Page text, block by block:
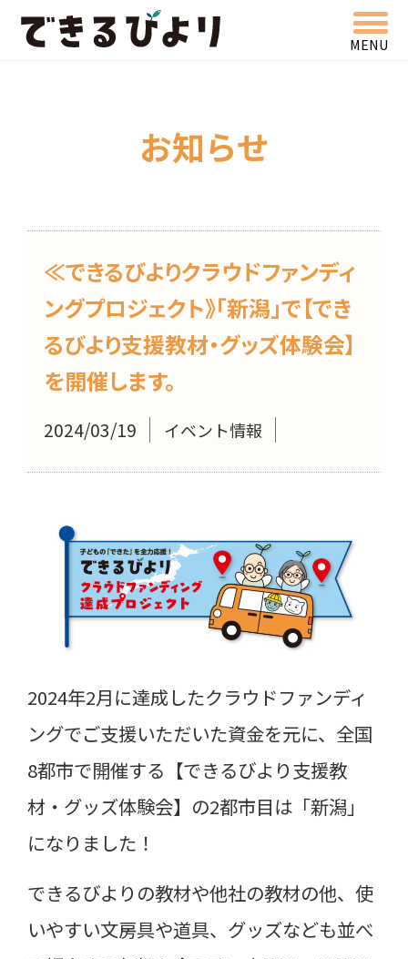
MENU
お知らせ
≪できるびよりクラウドファンディ
ングプロジェクト》「新潟」で【でき
るびより支援教材・グッズ体験会】
を開催します。
2024/03/19 イベント情報
2024年2月に達成したクラウドファンディ
ングでご支援いただいた資金を元に、全国
8都市で開催する【できるびより支援教
材・グッズ体験会】の2都市目は「新潟」
になりました！
できるびよりの教材や他社の教材の他、使
いやすい文房具や道具、グッズなども並べ